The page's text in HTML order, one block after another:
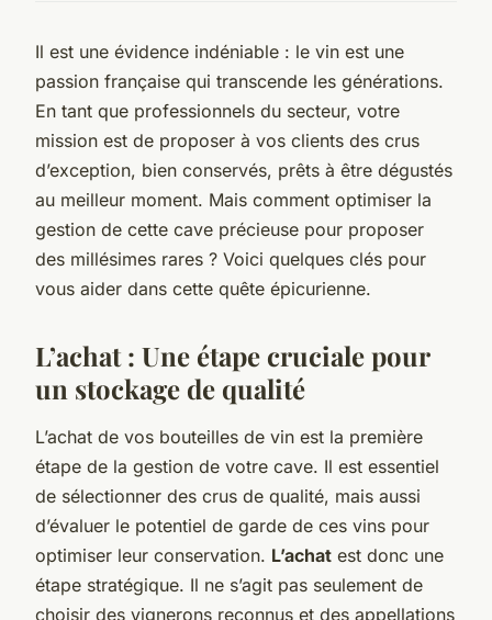
Il est une évidence indéniable : le vin est une
passion française qui transcende les générations.
En tant que professionnels du secteur, votre
mission est de proposer à vos clients des crus
d’exception, bien conservés, prêts à être dégustés
au meilleur moment. Mais comment optimiser la
gestion de cette cave précieuse pour proposer
des millésimes rares ? Voici quelques clés pour
vous aider dans cette quête épicurienne.
L’achat : Une étape cruciale pour
un stockage de qualité
L’achat de vos bouteilles de vin est la première
étape de la gestion de votre cave. Il est essentiel
de sélectionner des crus de qualité, mais aussi
d’évaluer le potentiel de garde de ces vins pour
optimiser leur conservation. L’achat est donc une
étape stratégique. Il ne s’agit pas seulement de
choisir des vignerons reconnus et des appellations